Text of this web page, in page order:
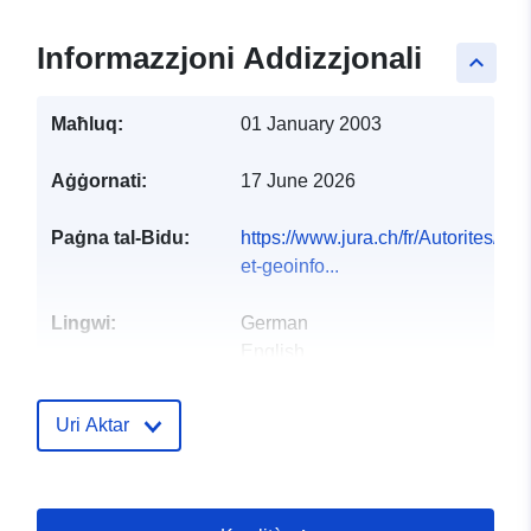
keyboard_arrow_up
Informazzjoni Addizzjonali
Maħluq: 01 January 2003
Aġġornati: 17 June 2026
Paġna tal-Bidu:
https://www.jura.ch/fr/Autorites/
et-geoinfo...
Lingwi:
German
English
Uri Aktar